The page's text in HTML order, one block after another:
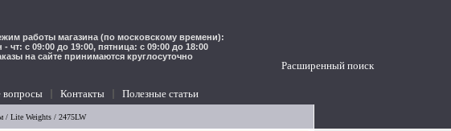
Расширенный поиск
работы магазина (по московскому времени):
- чт: с 09:00 до 19:00, пятница: с 09:00 до 18:00
на сайте принимаются круглосуточно
вопросы Контакты Полезные статьи
/ Lite Weights / 2475LW